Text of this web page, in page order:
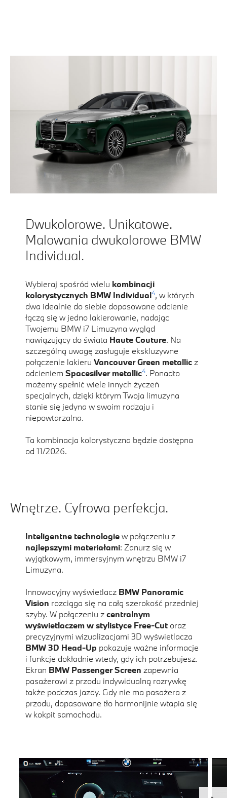
Dwukolorowe. Unikatowe.
Malowania dwukolorowe BMW
Individual.
Wybieraj spośród wielu kombinacji
kolorystycznych BMW Individual4, w których
dwa idealnie do siebie dopasowane odcienie
łączą się w jedno lakierowanie, nadając
Twojemu BMW i7 Limuzyna wygląd
nawiązujący do świata Haute Couture. Na
szczególną uwagę zasługuje ekskluzywne
połączenie lakieru Vancouver Green metallicz
odcieniem Spacesilver metallic4. Ponadto
możemy spełnić wiele innych życzeń
specjalnych, dzięki którym Twoja limuzyna
stanie się jedyna w swoim rodzaju i
niepowtarzalna.
Ta kombinacja kolorystyczna będzie dostępna
od 11/2026.
Wnętrze. Cyfrowa perfekcja.
Inteligentne technologiew połączeniu z
najlepszymi materiałami: Zanurz się w
wyjątkowym, immersyjnym wnętrzu BMW i7
Limuzyna.
Innowacyjny wyświetlacz BMW Panoramic
Vision rozciąga się na całą szerokość przedniej
szyby. W połączeniu zcentralnym
wyświetlaczem w stylistyce Free-Cut oraz
precyzyjnymi wizualizacjami 3D wyświetlacza
BMW 3D Head-Up pokazuje ważne informacje
i funkcje dokładnie wtedy, gdy ich potrzebujesz.
Ekran BMW Passenger Screen zapewnia
pasażerowi z przodu indywidualną rozrywkę
także podczas jazdy. Gdy nie ma pasażera z
przodu, dopasowane tło harmonijnie wtapia się
w kokpit samochodu.